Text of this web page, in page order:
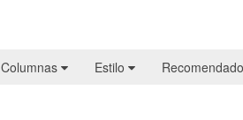
Columnas Estilo Recomendado